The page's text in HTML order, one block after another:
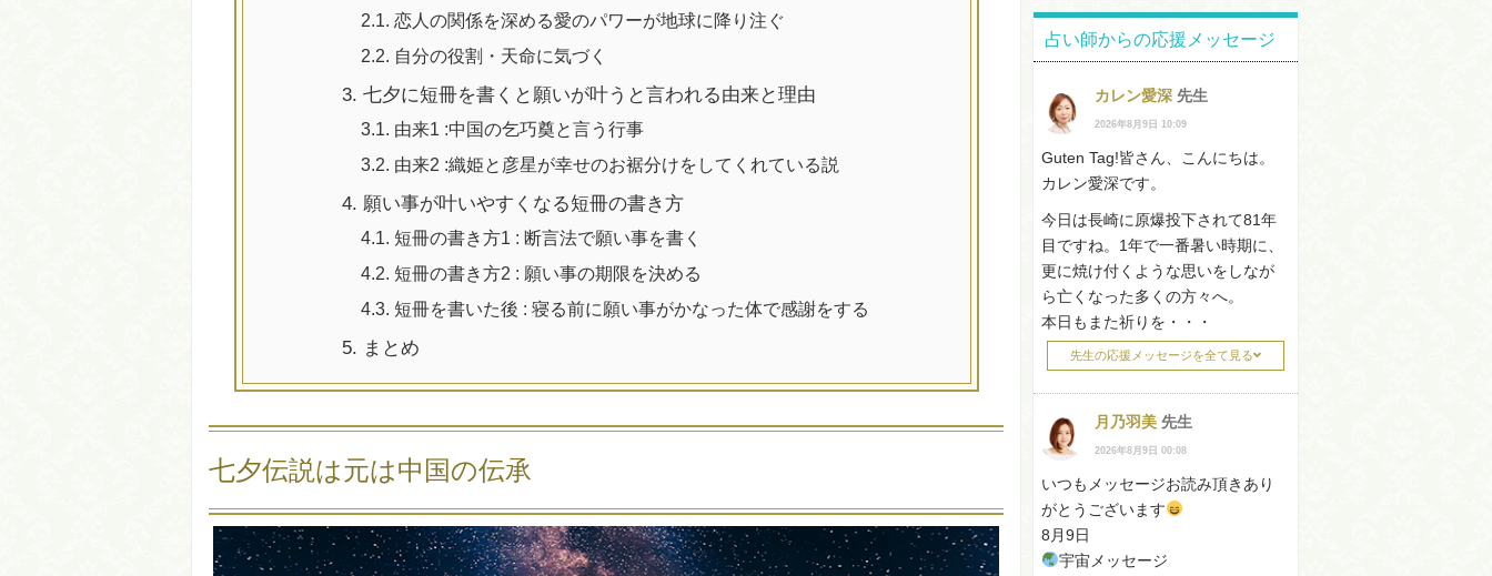
2.1. 恋人の関係を深める愛のパワーが地球に降り注ぐ
2.2. 自分の役割・天命に気づく
3. 七夕に短冊を書くと願いが叶うと言われる由来と理由
3.1. 由来1 :中国の乞巧奠と言う行事
3.2. 由来2 :織姫と彦星が幸せのお裾分けをしてくれている説
4. 願い事が叶いやすくなる短冊の書き方
4.1. 短冊の書き方1 : 断言法で願い事を書く
4.2. 短冊の書き方2 : 願い事の期限を決める
4.3. 短冊を書いた後 : 寝る前に願い事がかなった体で感謝をする
5. まとめ
七夕伝説は元は中国の伝承
占い師からの応援メッセージ
カレン愛深 先生
2026年8月9日 10:09
Guten Tag!皆さん、こんにちは。
カレン愛深です。
今日は長崎に原爆投下されて81年
目ですね。1年で一番暑い時期に、
更に焼け付くような思いをしなが
ら亡くなった多くの方々へ。
本日もまた祈りを・・・
先生の応援メッセージを全て見る
月乃羽美 先生
2026年8月9日 00:08
いつもメッセージお読み頂きあり
がとうございます
8月9日
宇宙メッセージ